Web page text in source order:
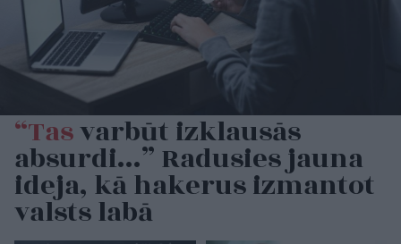
“Tasvarbūt izklausās
absurdi…” Radusies jauna
ideja, kā hakerus izmantot
valsts labā